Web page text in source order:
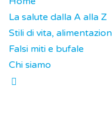
La salute dalla A alla Z
Stili di vita,
Falsi miti e bufale
Chi siamo